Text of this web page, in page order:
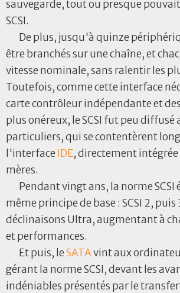
sauvegarde, tout ou presque
SCSI.
De plus, jusqu'à quinze
être branchés sur une chaîne, et
vitesse nominale, sans ralentir les
Toutefois, comme cette interface
carte contrôleur indépendante et
plus onéreux, le SCSI fut peu diffusé
particuliers, qui se contentèrent
l'interface IDE, directement intégrée
mères.
Pendant vingt ans, la norme SCSI
même principe de base : SCSI 2, puis
déclinaisons Ultra, augmentant à
et performances.
Et puis, leSATAvint aux
gérant la norme SCSI, devant les
indéniables présentés par le